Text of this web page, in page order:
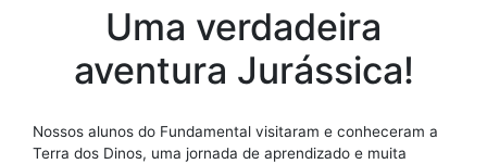
Uma verdadeira
aventura Jurássica!
Nossos alunos do Fundamental visitaram e conheceram a
Terra dos Dinos, uma jornada de aprendizado e muita